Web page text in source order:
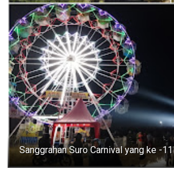
Sanggrahan Suro Carnival yang ke -11